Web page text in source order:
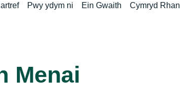
Pwy ydym ni Ein Gwaith Cymryd Rhan
Menai